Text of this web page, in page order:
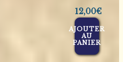
12,00€
AJOUTER
AU
PANIER